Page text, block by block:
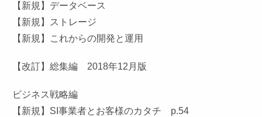
【新規】データベース
【新規】ストレージ
【新規】これからの開発と運用
【改訂】総集編 2018年12月版
ビジネス戦略編
【新規】SI事業者とお客様のカタチ p.54